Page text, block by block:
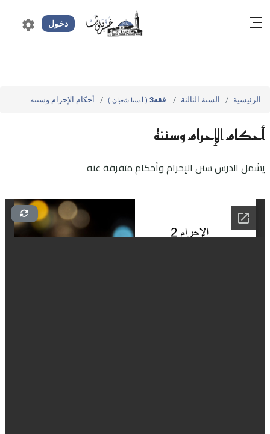
دخول settings
الرئيسية السنة الثالثة فقه3 ( أ.سنا شعبان ) أحكام الإحرام وسننه
أحكام الإحرام وسننه
يشمل الدرس سنن الإحرام وأحكام متفرقة عنه